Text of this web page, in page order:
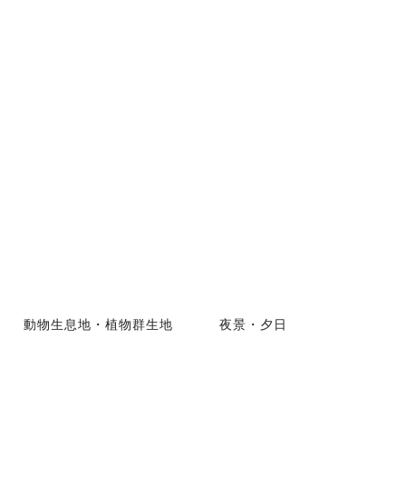
動物生息地・植物群生地 夜景・夕日